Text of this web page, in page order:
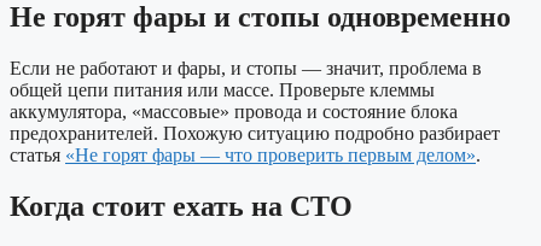
Не горят фары и стопы одновременно
Если не работают и фары, и стопы — значит, проблема в
общей цепи питания или массе. Проверьте клеммы
аккумулятора, «массовые» провода и состояние блока
предохранителей. Похожую ситуацию подробно разбирает
статья «Не горят фары — что проверить первым делом».
Когда стоит ехать на СТО